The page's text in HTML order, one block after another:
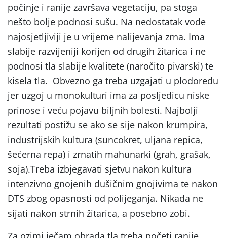
počinje i ranije završava vegetaciju, pa stoga
nešto bolje podnosi sušu. Na nedostatak vode
najosjetljiviji je u vrijeme nalijevanja zrna. Ima
slabije razvijeniji korijen od drugih žitarica i ne
podnosi tla slabije kvalitete (naročito pivarski) te
kisela tla. Obvezno ga treba uzgajati u plodoredu
jer uzgoj u monokulturi ima za posljedicu niske
prinose i veću pojavu biljnih bolesti. Najbolji
rezultati postižu se ako se sije nakon krumpira,
industrijskih kultura (suncokret, uljana repica,
šećerna repa) i zrnatih mahunarki (grah, grašak,
soja).Treba izbjegavati sjetvu nakon kultura
intenzivno gnojenih dušičnim gnojivima te nakon
DTS zbog opasnosti od polijeganja. Nikada ne
sijati nakon strnih žitarica, a posebno zobi.